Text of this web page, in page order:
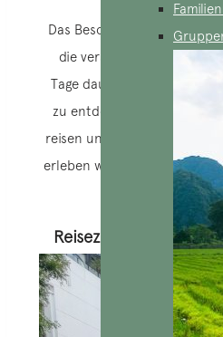
Das Besondere an dieser
die verschiedenen
Tage dauern. Dies ist eine
zu entdecken, da Sie durch
reisen und die unglaubliche
erleben werden. Dies wird
exotischsten
Reisezeit für Berater: